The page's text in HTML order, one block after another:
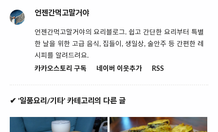
언젠간먹고말거야
언젠간먹고말거야의 요리블로그. 쉽고 간단한 요리부터 특별
한 날을 위한 고급 음식, 집들이, 생일상, 술안주 등 간편한 레
시피를 알려드려요.
카카오스토리 구독
네이버 이웃추가 RSS
✔ '일품요리/기타' 카테고리의 다른 글